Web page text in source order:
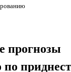
прогнозы